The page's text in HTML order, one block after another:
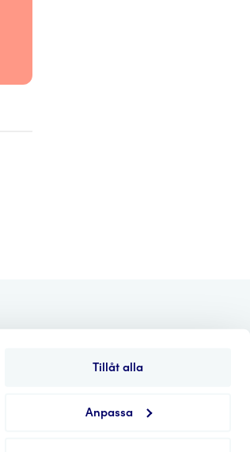
Tillåt alla
Anpassa
in english